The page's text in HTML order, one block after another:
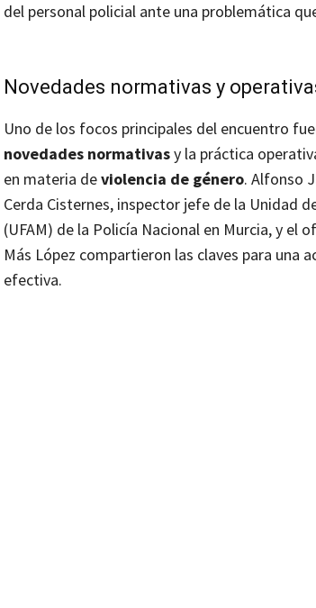
del personal policial ante una problemática
Novedades normativas y
Uno de los focos principales del encuentro
novedades normativasy la práctica
en materia deviolencia de género. Alfonso
Cerda Cisternes, inspector jefe de la Unidad
(UFAM) de la Policía Nacional en Murcia, y el
Más López compartieron las claves para una
efectiva.